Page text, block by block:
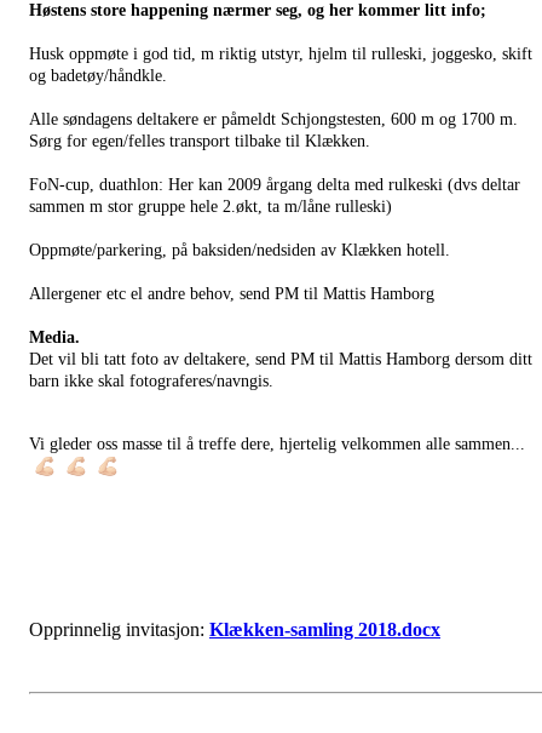
Høstens store happening nærmer seg, og her kommer litt info;
Husk oppmøte i god tid, m riktig utstyr, hjelm til rulleski, joggesko, skift
og badetøy/håndkle.
Alle søndagens deltakere er påmeldt Schjongstesten, 600 m og 1700 m.
Sørg for egen/felles transport tilbake til Klækken.
FoN-cup, duathlon: Her kan 2009 årgang delta med rulkeski (dvs deltar
sammen m stor gruppe hele 2.økt, ta m/låne rulleski)
Oppmøte/parkering, på baksiden/nedsiden av Klækken hotell.
Allergener etc el andre behov, send PM til Mattis Hamborg
Media.
Det vil bli tatt foto av deltakere, send PM til Mattis Hamborg dersom ditt
barn ikke skal fotograferes/navngis.
Vi gleder oss masse til å treffe dere, hjertelig velkommen alle sammen...
Opprinnelig invitasjon: Klækken-samling 2018.docx